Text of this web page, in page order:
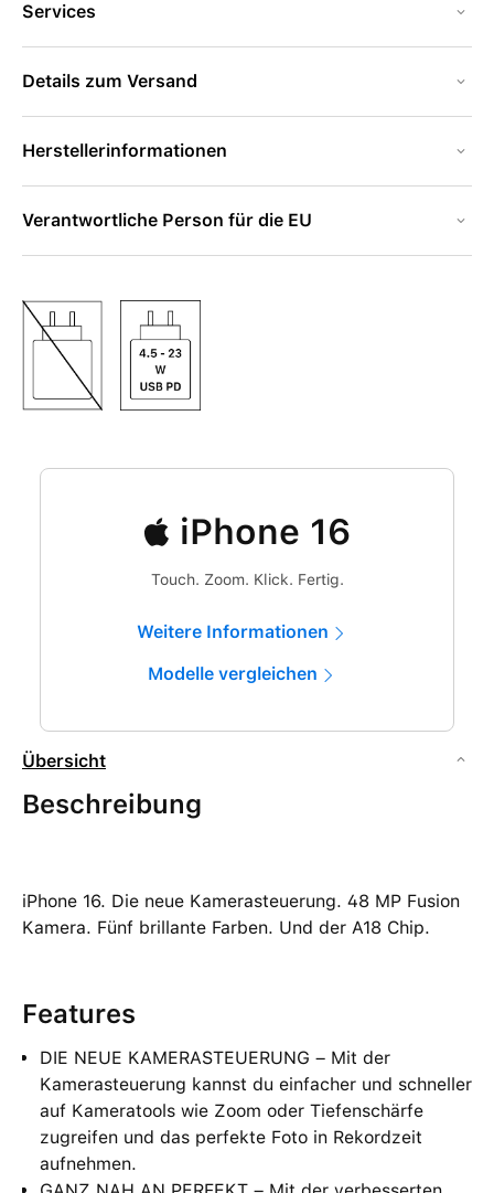
Services
Details zum Versand
Herstellerinformationen
Verantwortliche Person für die EU
iPhone 16
Touch. Zoom. Klick. Fertig.
Weitere Informationen
Modelle vergleichen
Übersicht
Beschreibung
iPhone 16. Die neue Kamerasteuerung. 48 MP Fusion
Kamera. Fünf brillante Farben. Und der A18 Chip.
Features
DIE NEUE KAMERASTEUERUNG – Mit der
Kamerasteuerung kannst du einfacher und schneller
auf Kameratools wie Zoom oder Tiefenschärfe
zugreifen und das perfekte Foto in Rekordzeit
aufnehmen.